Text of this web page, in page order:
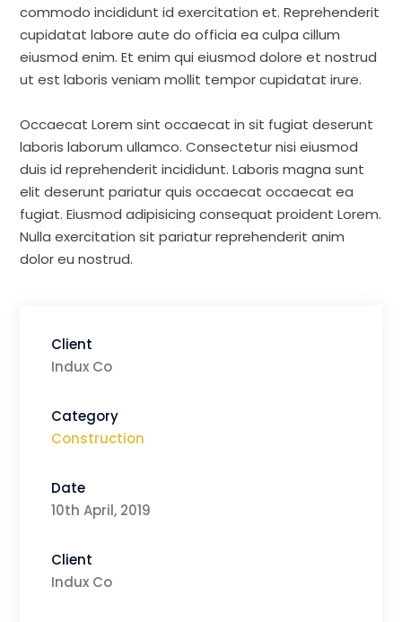
commodo incididunt id exercitation et. Reprehenderit
cupidatat labore aute do officia ea culpa cillum
eiusmod enim. Et enim qui eiusmod dolore et nostrud
ut est laboris veniam mollit tempor cupidatat irure.
Occaecat Lorem sint occaecat in sit fugiat deserunt
laboris laborum ullamco. Consectetur nisi eiusmod
duis id reprehenderit incididunt. Laboris magna sunt
elit deserunt pariatur quis occaecat occaecat ea
fugiat. Eiusmod adipisicing consequat proident Lorem.
Nulla exercitation sit pariatur reprehenderit anim
dolor eu nostrud.
Client
Indux Co
Category
Construction
Date
10th April, 2019
Client
Indux Co